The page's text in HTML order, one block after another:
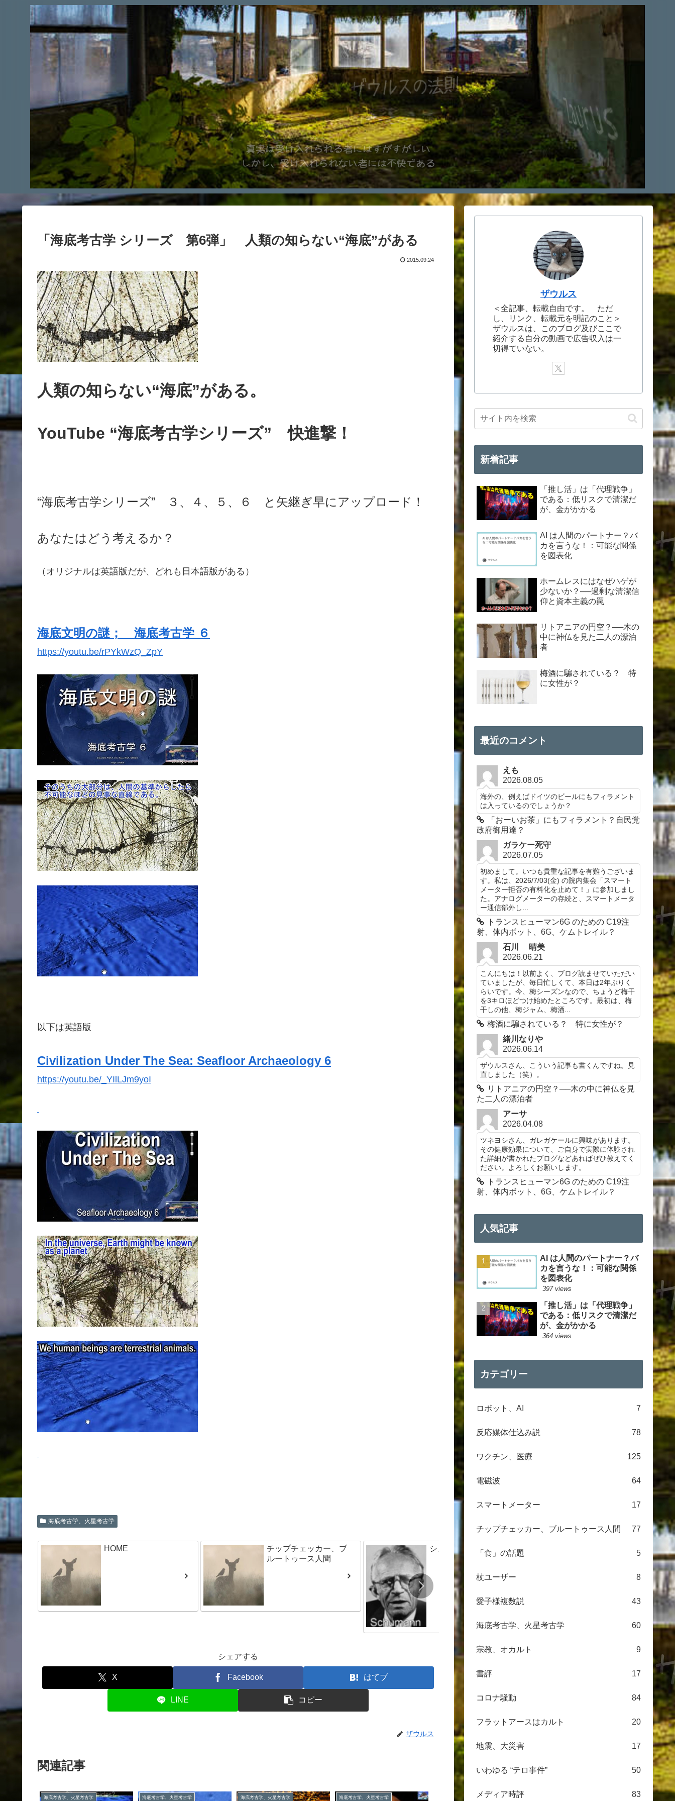
「海底考古学 シリーズ 第6弾」 人類の知らない“海底”がある
2015.09.24
人類の知らない“海底”がある。
YouTube “海底考古学シリーズ” 快進撃！
“海底考古学シリーズ” ３、４、５、６ と矢継ぎ早にアップロード！
あなたはどう考えるか？
（オリジナルは英語版だが、どれも日本語版がある）
海底文明の謎； 海底考古学 ６
https://youtu.be/rPYkWzQ_ZpY
以下は英語版
Civilization Under The Sea: Seafloor Archaeology 6
https://youtu.be/_YIlLJm9yoI
海底考古学、火星考古学
HOME
チップチェッカー、ブ
ルートゥース人間
シューマン周波数
ヨウ素剤事件：2012
年の夏の或る早朝７人
の刑事が踏み込んでき
シェアする
X Facebook はてブ
LINE コピー
ザウルス
関連記事
海底考古学、火星考古学 海底考古学、火星考古学 海底考古学、火星考古学 海底考古学、火星考古学
ザウルス
＜全記事、転載自由です。 ただ
し、リンク、転載元を明記のこと＞
ザウルスは、このブログ及びここで
紹介する自分の動画で広告収入は一
切得ていない。
新着記事
「推し活」は「代理戦争」
である：低リスクで清潔だ
が、金がかかる
AI は人間のパートナー？バ
カを言うな！：可能な関係
を図表化
ホームレスにはなぜハゲが
少ないか？──過剰な清潔信
仰と資本主義の罠
リトアニアの円空？──木の
中に神仏を見た二人の漂泊
者
梅酒に騙されている？ 特
に女性が？
最近のコメント
えも
2026.08.05
海外の、例えばドイツのビールにもフィラメント
は入っているのでしょうか？
「おーいお茶」にもフィラメント？自民党
政府御用達？
ガラケー死守
2026.07.05
初めまして。いつも貴重な記事を有難うございま
す。私は、2026/7/03(金) の院内集会「スマート
メーター拒否の有料化を止めて！」に参加しまし
た。アナログメーターの存続と、スマートメータ
ー通信部外し...
トランスヒューマン6G のための C19注
射、体内ボット、6G、ケムトレイル？
石川 晴美
2026.06.21
こんにちは！以前よく、ブログ読ませていただい
ていましたが、毎日忙しくて、本日は2年ぶりく
らいです。今、梅シーズンなので、ちょうど梅干
を3キロほどつけ始めたところです。最初は、梅
干しの他、梅ジャム、梅酒...
梅酒に騙されている？ 特に女性が？
緒川なりや
2026.06.14
ザウルスさん、こういう記事も書くんですね。見
直しました（笑）。
リトアニアの円空？──木の中に神仏を見
た二人の漂泊者
アーサ
2026.04.08
ツネヨシさん、ガレガケールに興味があります。
その健康効果について、ご自身で実際に体験され
た詳細が書かれたブログなどあればぜひ教えてく
ださい。よろしくお願いします。
トランスヒューマン6G のための C19注
射、体内ボット、6G、ケムトレイル？
人気記事
AI は人間のパートナー？バ
カを言うな！：可能な関係
を図表化
397 views
「推し活」は「代理戦争」
である：低リスクで清潔だ
が、金がかかる
364 views
カテゴリー
ロボット、AI 7
反応媒体仕込み説 78
ワクチン、医療 125
電磁波 64
スマートメーター 17
チップチェッカー、ブルートゥース人間 77
「食」の話題 5
杖ユーザー 8
愛子様複数説 43
海底考古学、火星考古学 60
宗教、オカルト 9
書評 17
コロナ騒動 84
フラットアースはカルト 20
地震、大災害 17
いわゆる “テロ事件” 50
メディア時評 83